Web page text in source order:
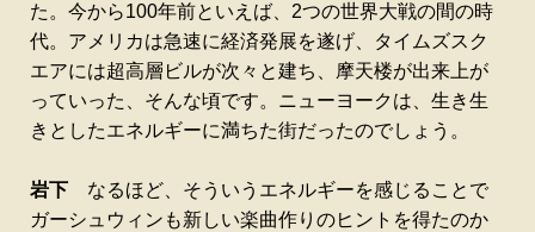
た。今から100年前といえば、2つの世界大戦の間の時
代。アメリカは急速に経済発展を遂げ、タイムズスク
エアには超高層ビルが次々と建ち、摩天楼が出来上が
っていった、そんな頃です。ニューヨークは、生き生
きとしたエネルギーに満ちた街だったのでしょう。
岩下 なるほど、そういうエネルギーを感じることで
ガーシュウィンも新しい楽曲作りのヒントを得たのか